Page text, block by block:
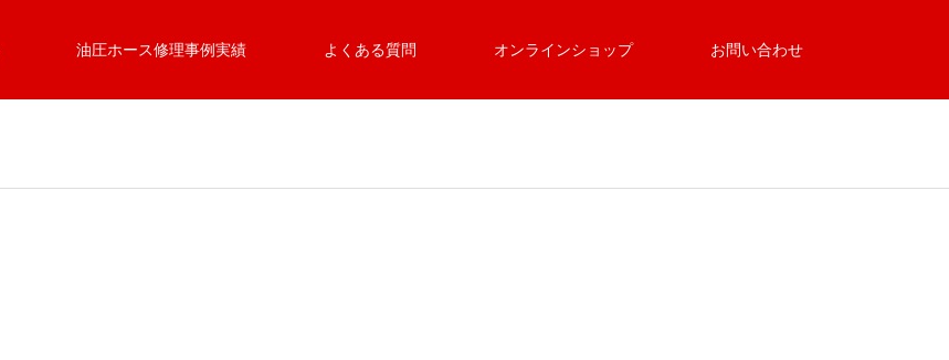
油圧ホース修理事例実績 よくある質問 オンラインショップ お問い合わせ